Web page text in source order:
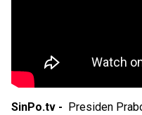
SinPo.tv -
Presiden